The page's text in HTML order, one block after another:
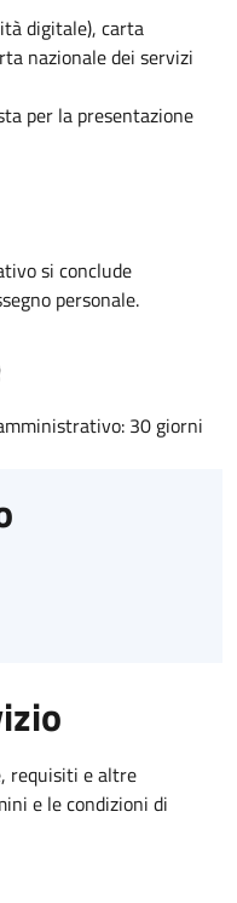
digitale), carta
nazionale dei servizi
per la presentazione
si conclude
personale.
30 giorni
requisiti e altre
e le condizioni di